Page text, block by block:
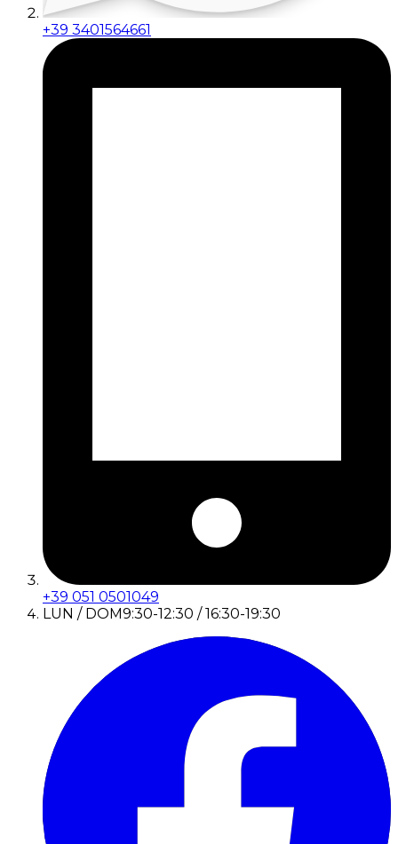
+39 3401564661
+39 051 0501049
LUN / DOM9:30-12:30 / 16:30-19:30